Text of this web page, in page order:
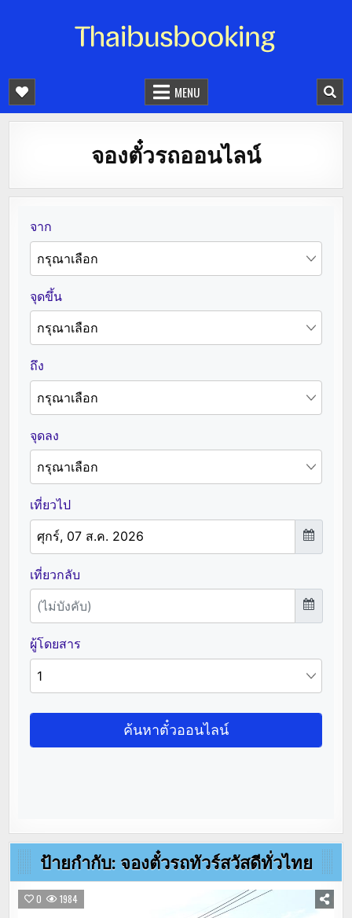
จองตั๋วรถออนไลน์ 24 ชั่วโมง
MENU
จองตั๋วรถออนไลน์
ป้ายกำกับ: จองตั๋วรถทัวร์สวัสดีทั่วไทย
0 1984